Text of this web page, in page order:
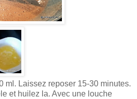
ml. Laissez reposer 15-30 minutes.
et huilez la. Avec une louche